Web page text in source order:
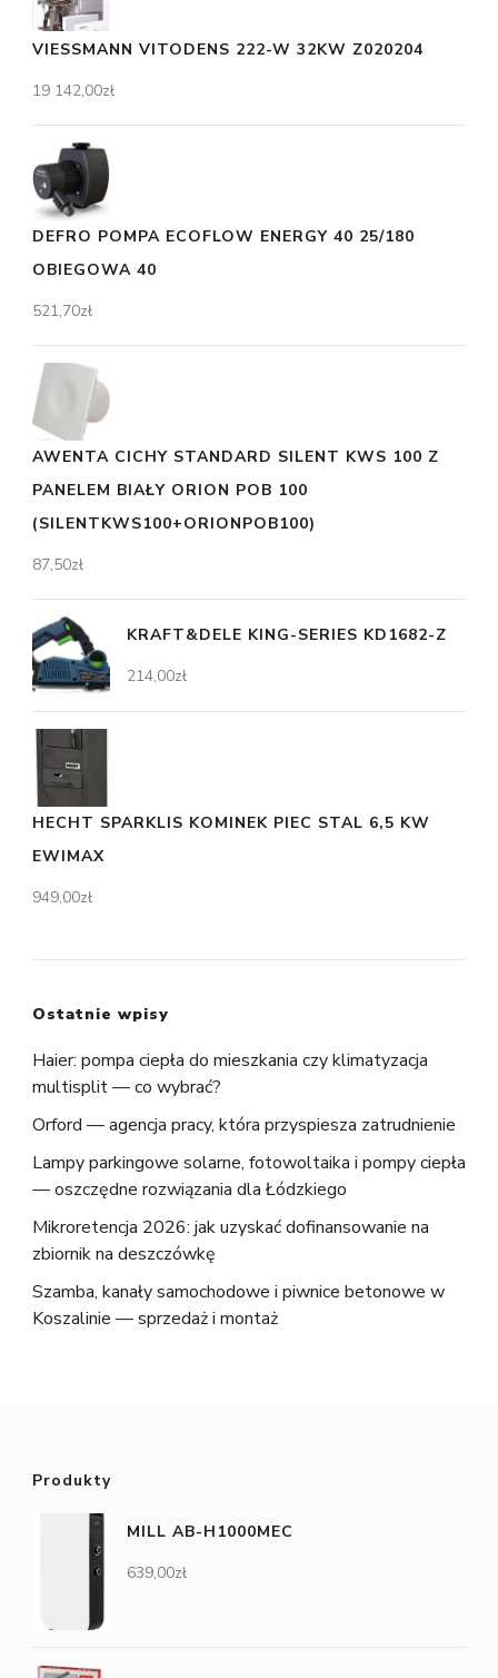
VIESSMANN VITODENS 222-W 32KW Z020204
19 142,00zł
DEFRO POMPA ECOFLOW ENERGY 40 25/180
OBIEGOWA 40
521,70zł
AWENTA CICHY STANDARD SILENT KWS 100 Z
PANELEM BIAŁY ORION POB 100
(SILENTKWS100+ORIONPOB100)
87,50zł
KRAFT&DELE KING-SERIES KD1682-Z
214,00zł
HECHT SPARKLIS KOMINEK PIEC STAL 6,5 KW
EWIMAX
949,00zł
Ostatnie wpisy
Haier: pompa ciepła do mieszkania czy klimatyzacja
multisplit — co wybrać?
Orford — agencja pracy, która przyspiesza zatrudnienie
Lampy parkingowe solarne, fotowoltaika i pompy ciepła
— oszczędne rozwiązania dla Łódzkiego
Mikroretencja 2026: jak uzyskać dofinansowanie na
zbiornik na deszczówkę
Szamba, kanały samochodowe i piwnice betonowe w
Koszalinie — sprzedaż i montaż
Produkty
MILL AB-H1000MEC
639,00zł